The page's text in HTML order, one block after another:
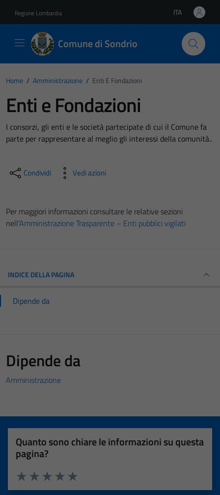
Regione Lombardia Lingua attiva:
ITA
Comune di Sondrio
Home / Amministrazione / Enti E Fondazioni
Enti e Fondazioni
I consorzi, gli enti e le società partecipate di cui il Comune fa
parte per rappresentare al meglio gli interessi della comunità..
Condividi Vedi azioni
Per maggiori informazioni consultare le relative sezioni
nell’Amministrazione Trasparente – Enti pubblici vigilati
INDICE DELLA PAGINA
Dipende da
Dipende da
Amministrazione
Quanto sono chiare le informazioni su questa
pagina?
Valuta 5 stelle su 5
Valuta 4 stelle su 5
Valuta 3 stelle su 5
Valuta 2 stelle su 5
Valuta 1 stelle su 5